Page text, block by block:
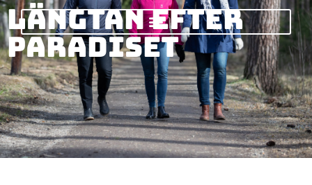
Längtan efter
Paradiset